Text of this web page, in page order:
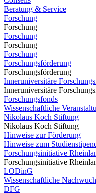
Beratung & Service
Forschung
Forschung
Forschung
Forschung
Forschung
Forschungsförderung
Forschungsförderung
Inneruniversitäre
Inneruniversitäre
Forschungsfonds
Wissenschaftliche
Nikolaus Koch Stiftung
Nikolaus Koch Stiftung
Hinweise zur Förderung
Hinweise zum
Forschungsinitiative
Forschungsinitiative
LODinG
Wissenschaftliche
DFG